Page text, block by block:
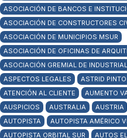
ASOCIACIÓN DE BANCOS E
ASOCIACIÓN DE CONSTRUCTORES
ASOCIACIÓN DE MUNICIPIOS MSUR
ASOCIACIÓN DE OFICINAS DE
ASOCIACIÓN GREMIAL DE
ASPECTOS LEGALES
ASTRID
ATENCIÓN AL CLIENTE
AUMENTO
AUSPICIOS
AUSTRALIA AUSTRIA
AUTOPISTA
AUTOPISTA AMÉRICO
AUTOPISTA ORBITAL SUR
AUTOS